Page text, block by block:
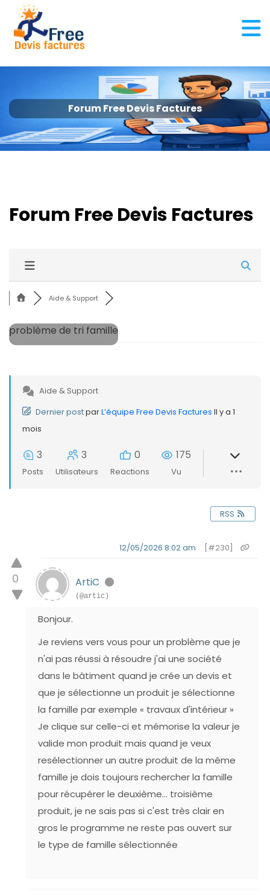
Forum Free Devis Factures
Forum Free Devis Factures
Aide & Support
problème de tri famille
Aide & Support
Dernier postparL’équipe Free Devis Factures Il y a 1
mois
3
Posts
3
Utilisateurs
0
Reactions
175
Vu
RSS
0
[#230]
12/05/2026 8:02 am
ArtiC
(@artic)
Bonjour.
Je reviens vers vous pour un problème que je
n'ai pas réussi à résoudre j'ai une société
dans le bâtiment quand je crée un devis et
que je sélectionne un produit je sélectionne
la famille par exemple « travaux d'intérieur »
Je clique sur celle-ci et mémorise la valeur je
valide mon produit mais quand je veux
resélectionner un autre produit de la même
famille je dois toujours rechercher la famille
pour récupérer le deuxième… troisième
produit, je ne sais pas si c'est très clair en
gros le programme ne reste pas ouvert sur
le type de famille sélectionnée